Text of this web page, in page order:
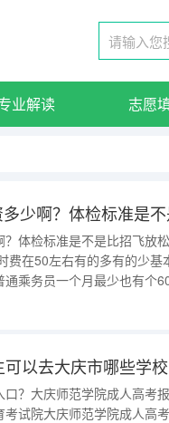
业解读 志愿
体检标准是不是比招飞放
费在50左右有的多有的少基
乘务员一个月最少也有个
比招飞标准高但可以做手术
以去大庆市哪些学校
？大庆师范学院成人高考
试院大庆师范学院成人高考